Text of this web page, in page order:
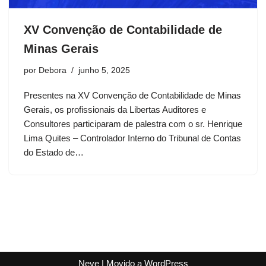
XV Convenção de Contabilidade de
Minas Gerais
por Debora junho 5, 2025
Presentes na XV Convenção de Contabilidade de Minas
Gerais, os profissionais da Libertas Auditores e
Consultores participaram de palestra com o sr. Henrique
Lima Quites – Controlador Interno do Tribunal de Contas
do Estado de…
Neve| Movido a WordPress